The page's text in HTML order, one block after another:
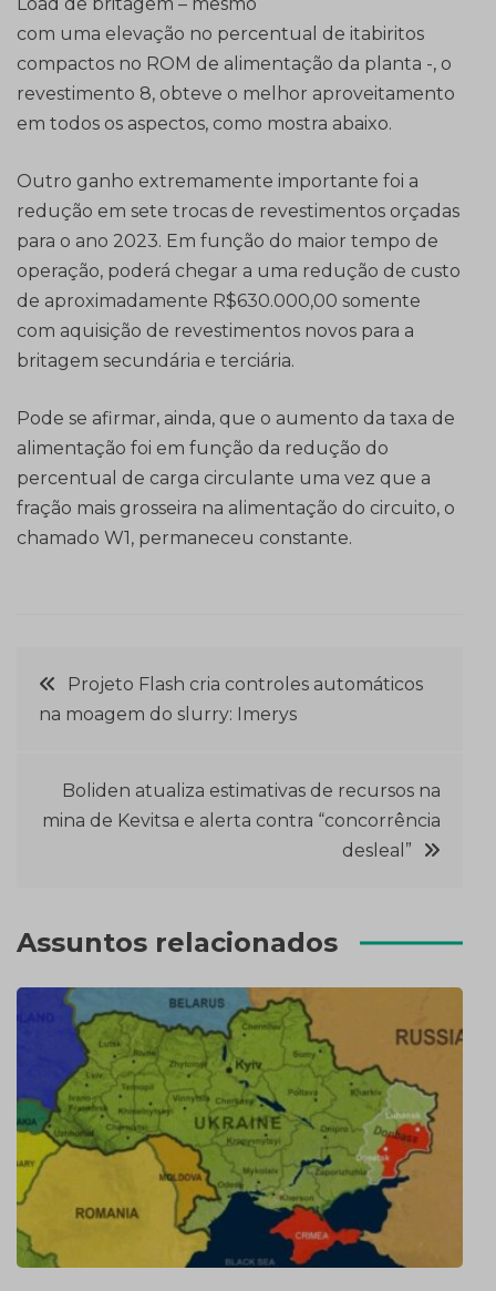
com uma elevação no percentual de itabiritos
compactos no ROM de alimentação da planta -, o
revestimento 8, obteve o melhor aproveitamento
em todos os aspectos, como mostra abaixo.
Outro ganho extremamente importante foi a
redução em sete trocas de revestimentos orçadas
para o ano 2023. Em função do maior tempo de
operação, poderá chegar a uma redução de custo
de aproximadamente R$630.000,00 somente
com aquisição de revestimentos novos para a
britagem secundária e terciária.
Pode se afirmar, ainda, que o aumento da taxa de
alimentação foi em função da redução do
percentual de carga circulante uma vez que a
fração mais grosseira na alimentação do circuito, o
chamado W1, permaneceu constante.
Navegação
de
Post
Projeto Flash cria controles automáticos
na moagem do slurry: Imerys
Boliden atualiza estimativas de recursos na
mina de Kevitsa e alerta contra “concorrência
desleal”
Assuntos relacionados